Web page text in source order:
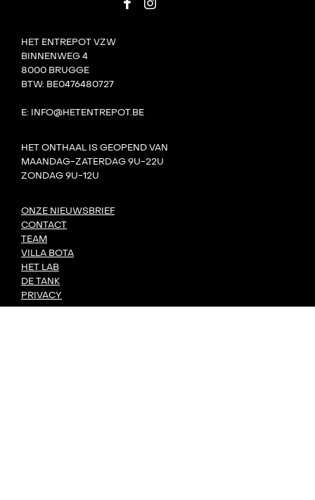
HET ENTREPOT VZW
BINNENWEG 4
8000 BRUGGE
BTW: BE0476480727
E: INFO@HETENTREPOT.BE
HET ONTHAAL IS GEOPEND VAN
MAANDAG-ZATERDAG 9U-22U
ZONDAG 9U-12U
ONZE NIEUWSBRIEF
CONTACT
TEAM
VILLA BOTA
HET LAB
DE TANK
PRIVACY